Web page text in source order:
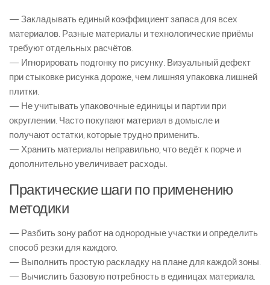
— Закладывать единый коэффициент запаса для всех
материалов. Разные материалы и технологические приёмы
требуют отдельных расчётов.
— Игнорировать подгонку по рисунку. Визуальный дефект
при стыковке рисунка дороже, чем лишняя упаковка лишней
плитки.
— Не учитывать упаковочные единицы и партии при
округлении. Часто покупают материал в домысле и
получают остатки, которые трудно применить.
— Хранить материалы неправильно, что ведёт к порче и
дополнительно увеличивает расходы.
Практические шаги по применению
методики
— Разбить зону работ на однородные участки и определить
способ резки для каждого.
— Выполнить простую раскладку на плане для каждой зоны.
— Вычислить базовую потребность в единицах материала.